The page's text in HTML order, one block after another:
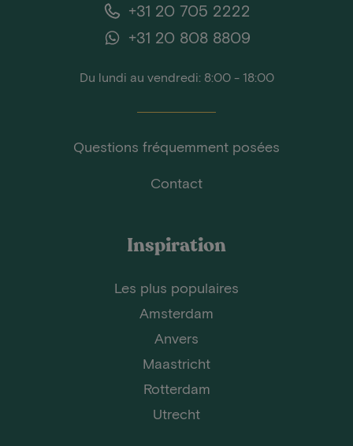
+31 20 705 2222
+31 20 808 8809
Du lundi au vendredi: 8:00 - 18:00
Questions fréquemment posées
Contact
Inspiration
Les plus populaires
Amsterdam
Anvers
Maastricht
Rotterdam
Utrecht